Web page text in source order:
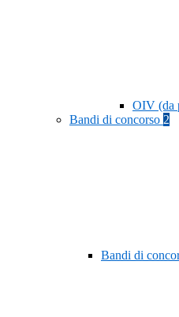
OIV (da
Bandi di concorso 2
Bandi di